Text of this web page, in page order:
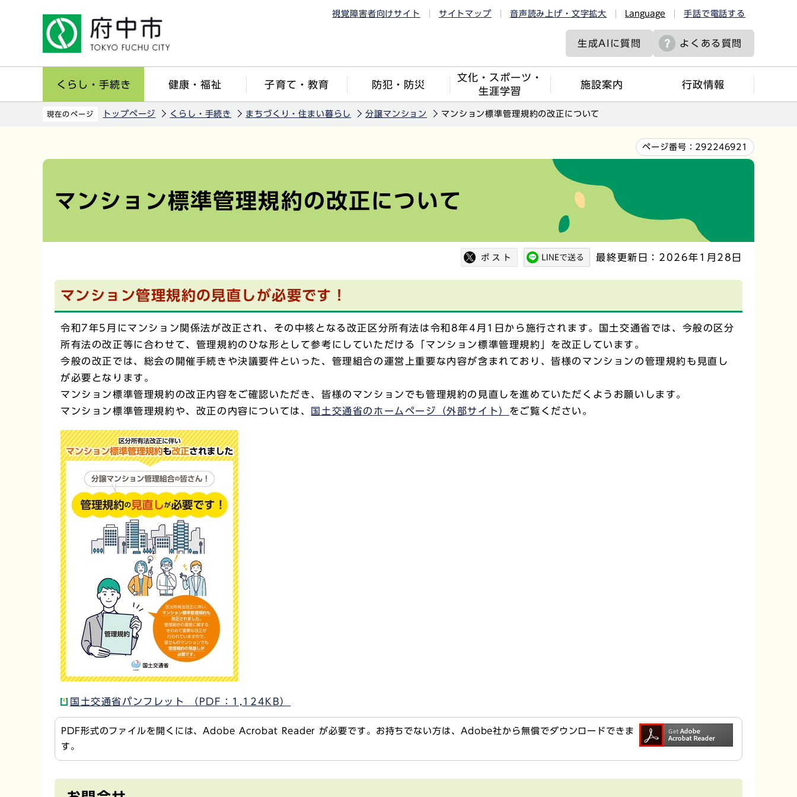
視覚障害者向けサイト サイトマップ 音声読み上げ・文字拡大 Language 手話で電話する
生成AIに質問 よくある質問
くらし・手続き 健康・福祉 子育て・教育 防犯・防災
文化・スポーツ・
生涯学習
施設案内 行政情報
現在のページ トップページ くらし・手続き まちづくり・住まい暮らし 分譲マンション マンション標準管理規約の改正について
ページ番号： 292246921
マンション標準管理規約の改正について
最終更新日：2026年1月28日
マンション管理規約の見直しが必要です！
令和7年5月にマンション関係法が改正され、その中核となる改正区分所有法は令和8年4月1日から施行されます。国土交通省では、今般の区分
所有法の改正等に合わせて、管理規約のひな形として参考にしていただける「マンション標準管理規約」を改正しています。
今般の改正では、総会の開催手続きや決議要件といった、管理組合の運営上重要な内容が含まれており、皆様のマンションの管理規約も見直し
が必要となります。
マンション標準管理規約の改正内容をご確認いただき、皆様のマンションでも管理規約の見直しを進めていただくようお願いします。
マンション標準管理規約や、改正の内容については、 国土交通省のホームページ（外部サイト） をご覧ください。
国土交通省パンフレット （PDF：1,124KB）
PDF形式のファイルを開くには、Adobe Acrobat Reader が必要です。お持ちでない方は、Adobe社から無償でダウンロードできま
す。